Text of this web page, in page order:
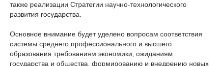
также реализации Стратегии научно-технологического
развития государства.
Основное внимание будет уделено вопросам соответствия
системы среднего профессионального и высшего
образования требованиям экономики, ожиданиям
государства и общества, формированию и внедрению новых